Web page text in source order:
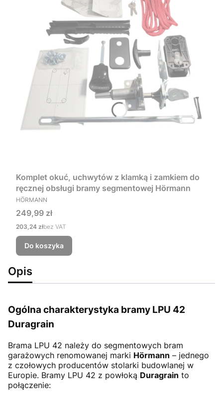
Komplet okuć, uchwytów z klamką i zamkiem do
ręcznej obsługi bramy segmentowej Hörmann
PRODUCENT
HÖRMANN
Cena
249,99 zł
Cena
203,24 złbez VAT
Do koszyka
Opis
Ogólna charakterystyka bramy LPU 42
Duragrain
Brama LPU 42 należy do segmentowych bram
garażowych renomowanej marki Hörmann – jednego
z czołowych producentów stolarki budowlanej w
Europie. Bramy LPU 42 z powłoką Duragrain to
połączenie: